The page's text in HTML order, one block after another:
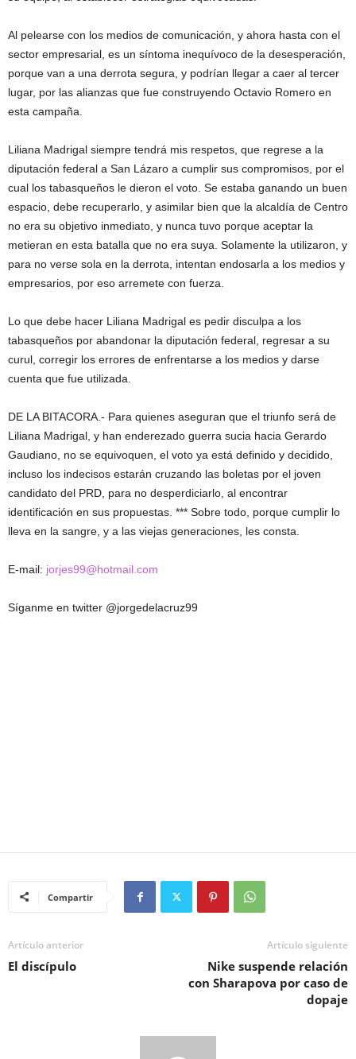
Al pelearse con los medios de comunicación, y ahora hasta con el
sector empresarial, es un síntoma inequívoco de la desesperación,
porque van a una derrota segura, y podrían llegar a caer al tercer
lugar, por las alianzas que fue construyendo Octavio Romero en
esta campaña.
Liliana Madrigal siempre tendrá mis respetos, que regrese a la
diputación federal a San Lázaro a cumplir sus compromisos, por el
cual los tabasqueños le dieron el voto. Se estaba ganando un buen
espacio, debe recuperarlo, y asimilar bien que la alcaldía de Centro
no era su objetivo inmediato, y nunca tuvo porque aceptar la
metieran en esta batalla que no era suya. Solamente la utilizaron, y
para no verse sola en la derrota, intentan endosarla a los medios y
empresarios, por eso arremete con fuerza.
Lo que debe hacer Liliana Madrigal es pedir disculpa a los
tabasqueños por abandonar la diputación federal, regresar a su
curul, corregir los errores de enfrentarse a los medios y darse
cuenta que fue utilizada.
DE LA BITACORA.- Para quienes aseguran que el triunfo será de
Liliana Madrigal, y han enderezado guerra sucia hacia Gerardo
Gaudiano, no se equivoquen, el voto ya está definido y decidido,
incluso los indecisos estarán cruzando las boletas por el joven
candidato del PRD, para no desperdiciarlo, al encontrar
identificación en sus propuestas. *** Sobre todo, porque cumplir lo
lleva en la sangre, y a las viejas generaciones, les consta.
E-mail: jorjes99@hotmail.com
Síganme en twitter @jorgedelacruz99
Compartir
Artículo anterior
El discípulo
Artículo siguiente
Nike suspende relación
con Sharapova por caso de
dopaje